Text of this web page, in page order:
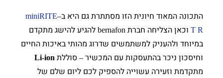
התכונה המאוד חיונית הזו מסתתרת גם היא ב–
miniRITE
T R וכאן הצליחה חברת bernafon להגיע להישג מתקדם
במיוחד ולהעניק למשתמשים שדרוג מהותי באיכות החיים
וחיסכון ניכר בהתעסקות עם המכשיר – סוללת Li-ion
מתקדמת וזעירה עשוייה להספיק לכם ליום שלם של